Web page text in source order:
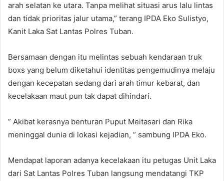
arah selatan ke utara. Tanpa melihat situasi arus lalu lintas
dan tidak prioritas jalur utama,” terang IPDA Eko Sulistyo,
Kanit Laka Sat Lantas Polres Tuban.
Bersamaan dengan itu melintas sebuah kendaraan truk
boxs yang belum diketahui identitas pengemudinya melaju
dengan kecepatan sedang dari arah timur kebarat, dan
kecelakaan maut pun tak dapat dihindari.
” Akibat kerasnya benturan Puput Meitasari dan Rika
meninggal dunia di lokasi kejadian, ” sambung IPDA Eko.
Mendapat laporan adanya kecelakaan itu petugas Unit Laka
dari Sat Lantas Polres Tuban langsung mendatangi TKP